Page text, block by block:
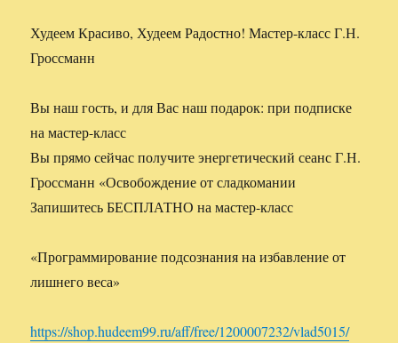
Худеем Красиво, Худеем Радостно! Мастер-класс Г.Н.
Гроссманн
Вы наш гость, и для Вас наш подарок: при подписке
на мастер-класс
Вы прямо сейчас получите энергетический сеанс Г.Н.
Гроссманн «Освобождение от сладкомании
Запишитесь БЕСПЛАТНО на мастер-класс
«Программирование подсознания на избавление от
лишнего веса»
https://shop.hudeem99.ru/aff/free/1200007232/vlad5015/